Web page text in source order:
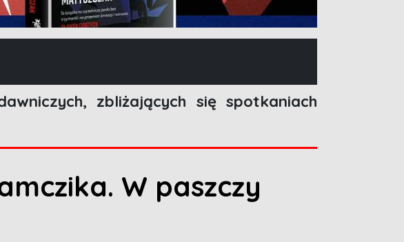
zbliżających się spotkaniach
W paszczy